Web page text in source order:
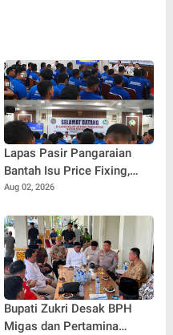
Lapas Pasir Pangaraian
Bantah Isu Price Fixing,
Tegaskan Semua Layanan
Aug 02, 2026
Bupati Zukri Desak BPH
Migas dan Pertamina